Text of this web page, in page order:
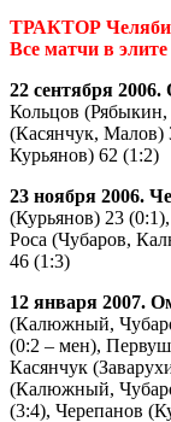
ТРАКТОР
Все матчи в
22 сентября
Кольцов
(Касянчук, Малов)
Курьянов) 62 (1:2)
23 ноября 2006.
(Курьянов) 23
Роса (Чубаров,
46 (1:3)
12 января 2007.
(Калюжный,
(0:2 – мен),
Касянчук
(Калюжный,
(3:4), Черепанов